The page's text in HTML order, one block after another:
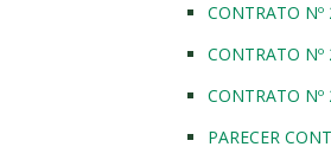
CONTRATO Nº
CONTRATO
CONTRATO Nº
PARECER